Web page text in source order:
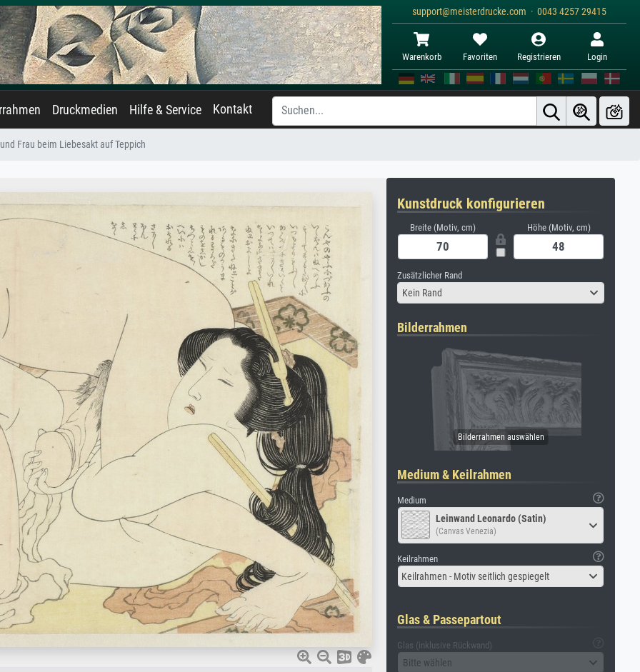
support@meisterdrucke.com · 0043 4257 29415
Warenkorb Favoriten Registrieren Login
Druckmedien Hilfe & Service Kontakt
Frau beim Liebesakt auf Teppich
Kunstdruck konfigurieren
Breite (Motiv, cm) Höhe (Motiv, cm)
Zusätzlicher Rand
Kein Rand
Bilderrahmen
Medium & Keilrahmen
Medium
Leinwand Leonardo (Satin)
(Canvas Venezia)
Keilrahmen
Keilrahmen - Motiv seitlich gespiegelt
Glas & Passepartout
Glas (inklusive Rückwand)
Bitte wählen